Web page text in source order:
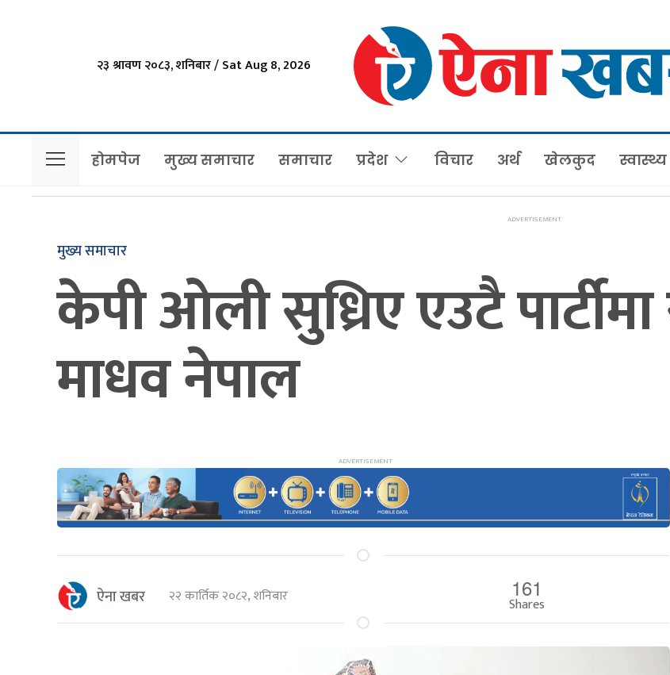
२३ श्रावण २०८३, शनिबार / Sat Aug 8, 2026
होमपेज मुख्य समाचार समाचार प्रदेश विचार अर्थ खेलकुद स्वास्थ्य
मुख्य समाचार
केपी ओली सुध्रिए एउटै
माधव नेपाल
ऐना खबर २२ कार्तिक २०८२, शनिबार 161
Shares